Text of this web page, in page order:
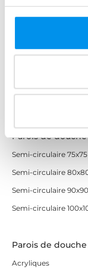
d’écrans de
matériaux et
abordables de
trouvez votre
Or rosé
Parois de
Semi-circulaire 75x75
Semi-circulaire
Semi-circulaire 90x90
Semi-circulaire
Parois de
Acryliques